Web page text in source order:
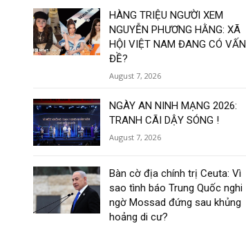
HÀNG TRIỆU NGƯỜI XEM
NGUYỄN PHƯƠNG HẰNG: XÃ
HỘI VIỆT NAM ĐANG CÓ VẤN
ĐỀ?
August 7, 2026
NGÀY AN NINH MẠNG 2026:
TRANH CÃI DẬY SÓNG !
August 7, 2026
Bàn cờ địa chính trị Ceuta: Vì
sao tình báo Trung Quốc nghi
ngờ Mossad đứng sau khủng
hoảng di cư?